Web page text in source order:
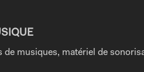
de musiques, matériel de